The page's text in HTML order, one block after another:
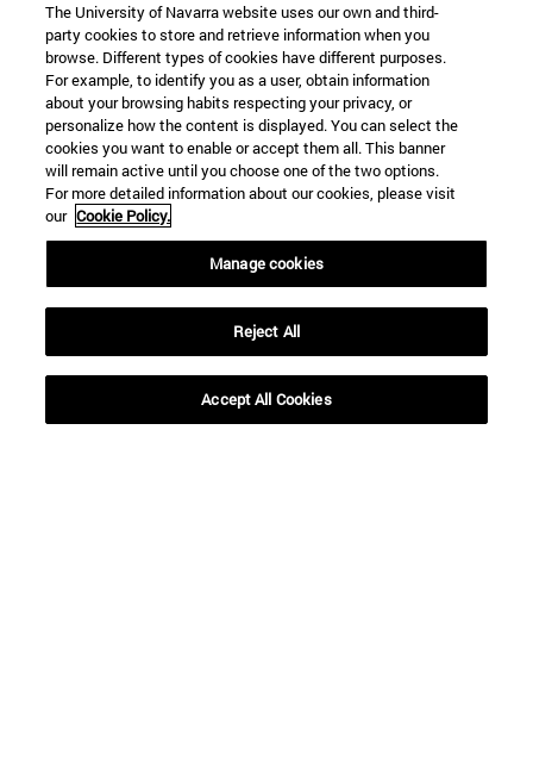
BUSCAR
The University of Navarra website uses our own and third-
party cookies to store and retrieve information when you
browse. Different types of cookies have different purposes.
For example, to identify you as a user, obtain information
about your browsing habits respecting your privacy, or
personalize how the content is displayed. You can select the
cookies you want to enable or accept them all. This banner
will remain active until you choose one of the two options.
For more detailed information about our cookies, please visit
our Cookie Policy.
Manage cookies
Reject All
Accept All Cookies